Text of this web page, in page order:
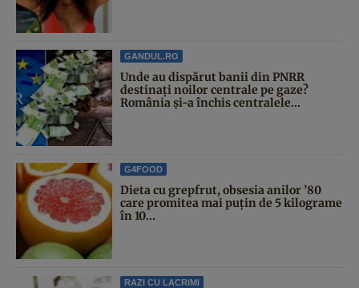
GANDUL.RO
Unde au dispărut banii din PNRR
destinați noilor centrale pe gaze?
România și-a închis centralele...
G4FOOD
Dieta cu grepfrut, obsesia anilor ’80
care promitea mai puțin de 5 kilograme
în 10...
RAZI CU LACRIMI